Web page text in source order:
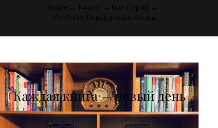
Каждая книга — новый день